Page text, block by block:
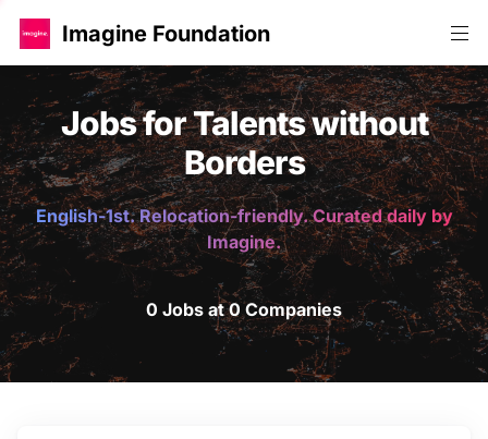
Imagine Foundation
Jobs for Talents without
Borders
English-1st. Relocation-friendly. Curated daily by
Imagine.
0 Jobs at 0 Companies